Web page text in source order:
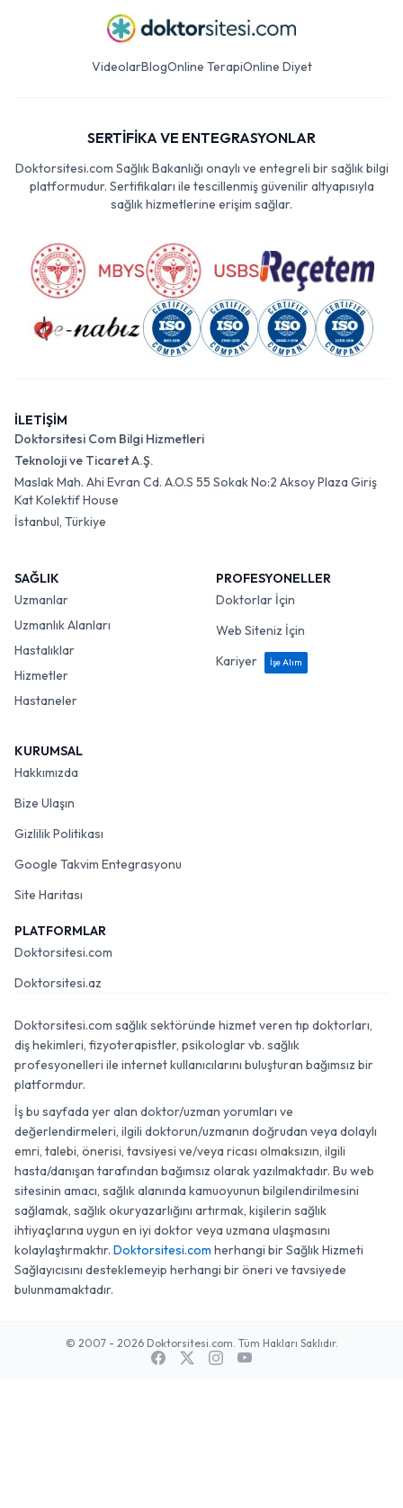
VideolarBlogOnline TerapiOnline Diyet
SERTİFİKA VE ENTEGRASYONLAR
Doktorsitesi.com Sağlık Bakanlığı onaylı ve entegreli bir sağlık bilgi
platformudur. Sertifikaları ile tescillenmiş güvenilir altyapısıyla
sağlık hizmetlerine erişim sağlar.
İLETİŞİM
Doktorsitesi Com Bilgi Hizmetleri
Teknoloji ve Ticaret A.Ş.
Maslak Mah. Ahi Evran Cd. A.O.S 55 Sokak No:2 Aksoy Plaza Giriş
Kat Kolektif House
İstanbul, Türkiye
SAĞLIK
Uzmanlar
Uzmanlık Alanları
Hastalıklar
Hizmetler
Hastaneler
PROFESYONELLER
Doktorlar İçin
Web Siteniz İçin
Kariyer
İşe Alım
KURUMSAL
Hakkımızda
Bize Ulaşın
Gizlilik Politikası
Google Takvim Entegrasyonu
Site Haritası
PLATFORMLAR
Doktorsitesi.com
Doktorsitesi.az
Doktorsitesi.com sağlık sektöründe hizmet veren tıp doktorları,
diş hekimleri, fizyoterapistler, psikologlar vb. sağlık
profesyonelleri ile internet kullanıcılarını buluşturan bağımsız bir
platformdur.
İş bu sayfada yer alan doktor/uzman yorumları ve
değerlendirmeleri, ilgili doktorun/uzmanın doğrudan veya dolaylı
emri, talebi, önerisi, tavsiyesi ve/veya ricası olmaksızın, ilgili
hasta/danışan tarafından bağımsız olarak yazılmaktadır. Bu web
sitesinin amacı, sağlık alanında kamuoyunun bilgilendirilmesini
sağlamak, sağlık okuryazarlığını artırmak, kişilerin sağlık
ihtiyaçlarına uygun en iyi doktor veya uzmana ulaşmasını
kolaylaştırmaktır. Doktorsitesi.com herhangi bir Sağlık Hizmeti
Sağlayıcısını desteklemeyip herhangi bir öneri ve tavsiyede
bulunmamaktadır.
© 2007 - 2026 Doktorsitesi.com. Tüm Hakları Saklıdır.